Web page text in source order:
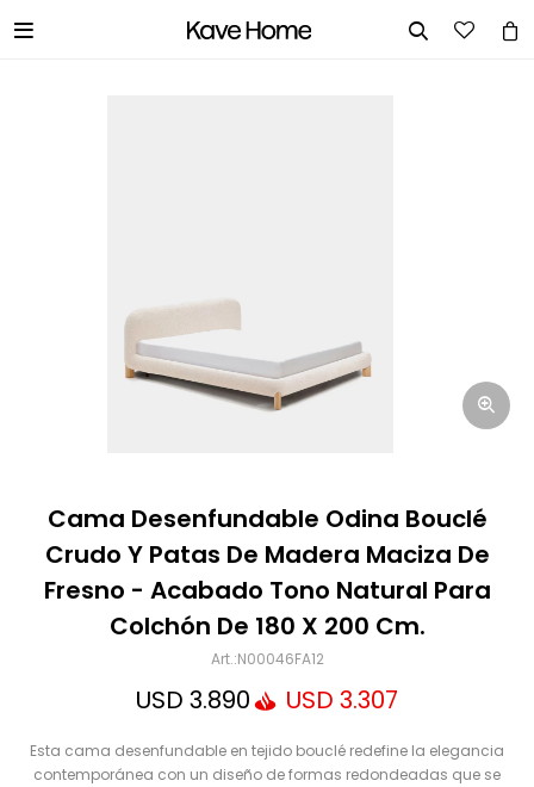
 
Cama Desenfundable Odina Bouclé
Crudo Y Patas De Madera Maciza De
Fresno - Acabado Tono Natural Para
Colchón De 180 X 200 Cm.
N00046FA12
USD 3.890 USD 3.307
Esta cama desenfundable en tejido bouclé redefine la elegancia
contemporánea con un diseño de formas redondeadas que se
Correo electrónico
Mensaje